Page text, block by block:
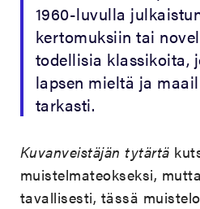
1960-luvulla
kertomuksiin tai
todellisia klassikoita,
lapsen mieltä ja
tarkasti.
Kuvanveistäjän tytärtä
muistelmateokseksi,
tavallisesti, tässä